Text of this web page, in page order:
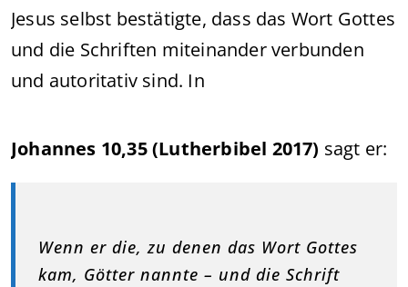
Jesus selbst bestätigte, dass das Wort Gottes
und die Schriften miteinander verbunden
und autoritativ sind. In
Johannes 10,35 (Lutherbibel 2017) sagt er:
Wenn er die, zu denen das Wort Gottes
kam, Götter nannte – und die Schrift